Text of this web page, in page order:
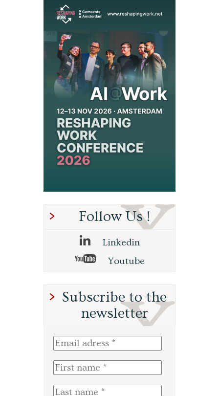
Follow Us !
Linkedin
Youtube
Subscribe to the
newsletter